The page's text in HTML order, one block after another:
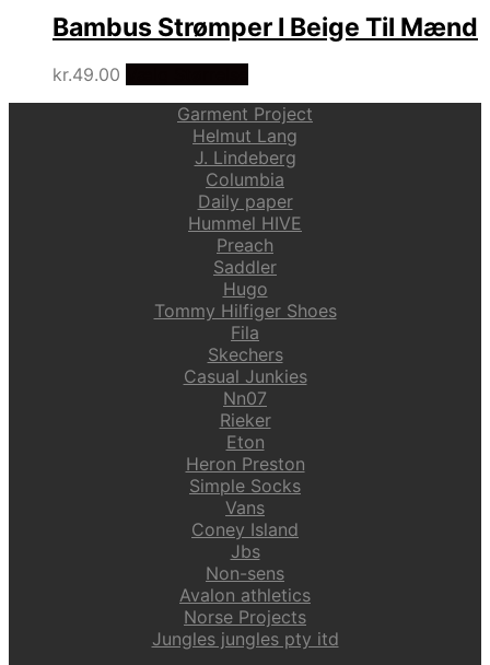
Bambus Strømper I Beige Til Mænd
kr.49.00
Garment Project
Helmut Lang
J. Lindeberg
Columbia
Daily paper
Hummel HIVE
Preach
Saddler
Hugo
Tommy Hilfiger Shoes
Fila
Skechers
Casual Junkies
Nn07
Rieker
Eton
Heron Preston
Simple Socks
Vans
Coney Island
Jbs
Non-sens
Avalon athletics
Norse Projects
Jungles jungles pty itd